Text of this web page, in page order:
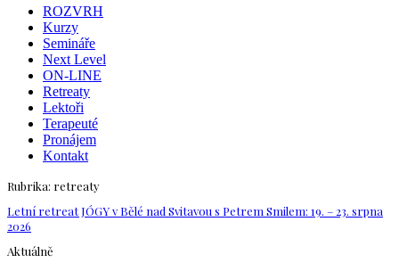
ROZVRH
Kurzy
Semináře
Next Level
ON-LINE
Retreaty
Lektoři
Terapeuté
Pronájem
Kontakt
Rubrika: retreaty
Letní retreat JÓGY v Bělé nad Svitavou s Petrem Smilem: 19. – 23. srpna
2026
Aktuálně